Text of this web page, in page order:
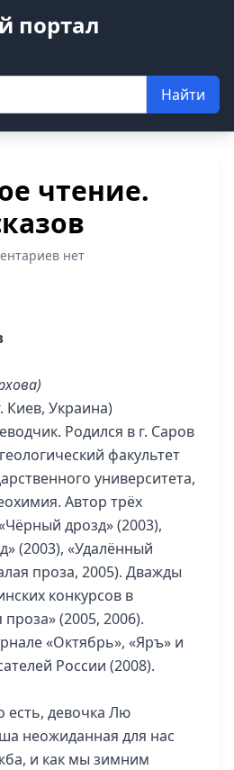
портал
Найти
чтение.
нет
Киев, Украина)
Родился в г. Саров
факультет
университета,
Автор трёх
дрозд» (2003),
(2003), «Удалённый
проза, 2005). Дважды
конкурсов в
(2005, 2006).
«Октябрь», «Яръ» и
России (2008).
есть, девочка Лю
неожиданная для нас
и как мы зимним